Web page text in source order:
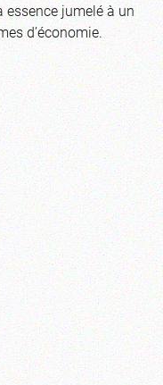
jumelé à un
d’économie.